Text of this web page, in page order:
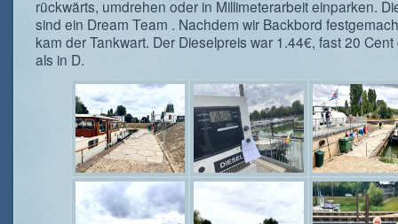
rückwärts, umdrehen oder in Millimeterarbeit einparken.
sind ein Dream Team . Nachdem wir Backbord
kam der Tankwart. Der Dieselpreis war 1.44€, fast 20
als in D.